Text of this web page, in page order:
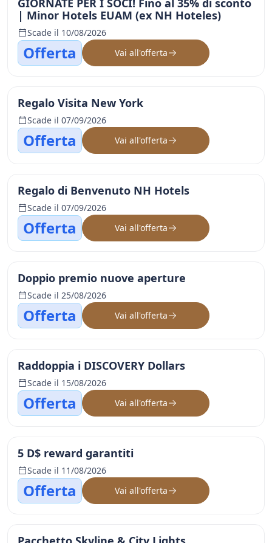
GIORNATE PER I SOCI! Fino al 35% di sconto
| Minor Hotels EUAM (ex NH Hoteles)
Scade il 10/08/2026
Offerta Vai all'offerta
Regalo Visita New York
Scade il 07/09/2026
Offerta Vai all'offerta
Regalo di Benvenuto NH Hotels
Scade il 07/09/2026
Offerta Vai all'offerta
Doppio premio nuove aperture
Scade il 25/08/2026
Offerta Vai all'offerta
Raddoppia i DISCOVERY Dollars
Scade il 15/08/2026
Offerta Vai all'offerta
5 D$ reward garantiti
Scade il 11/08/2026
Offerta Vai all'offerta